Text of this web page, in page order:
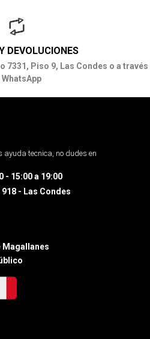
DEVOLUCIONES
7331, Piso 9, Las Condes o a través
WhatsApp
ayuda tecnica, no dudes en
- 15:00 a 19:00
- Las Condes
Magallanes